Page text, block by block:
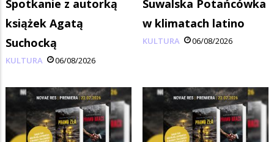
Spotkanie z autorką
książek Agatą
Suchocką
KULTURA 06/08/2026
Suwalska Potańcówka
w klimatach latino
KULTURA 06/08/2026